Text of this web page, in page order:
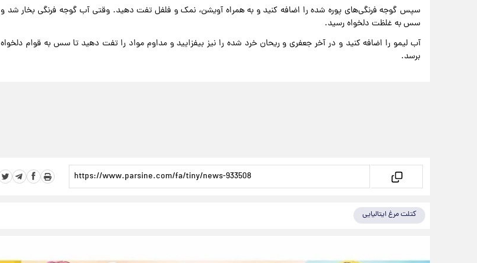
سپس گوجه فرنگی‌های پوره شده را اضافه کنید و به همراه آویشن، نمک و فلفل تفت دهید. وقتی آب گوجه فرنگی بخار شد و
سس به غلظت دلخواه رسید.
آب لیمو را اضافه کنید و در آخر جعفری و ریحان خرد شده را نیز بیفزایید و مداوم مواد را تفت دهید تا سس به قوام دلخواه
برسد.
کتلت مرغ ایتالیایی